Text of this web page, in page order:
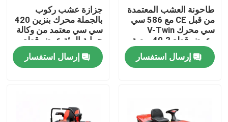
المنزل
طاحونة العشب المعتمدة
من قبل CE مع 586 سي
سي محرك V-Twin
وعرض قطع 40.2 بوصة
مصطاد العشب
إرسال استفسار
جزازة عشب ركوب
بالجملة محرك بنزين 420
سي سي معتمد من وكالة
حماية البيئة عرض قطع
38 بوصة دعم مصنعي
المعدات الأصلية
إرسال استفسار